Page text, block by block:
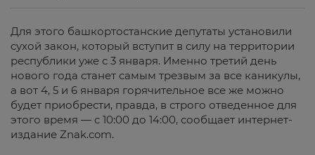
Для этого башкортостанские депутаты установили
сухой закон, который вступит в силу на территории
республики уже с 3 января. Именно третий день
нового года станет самым трезвым за все каникулы,
а вот 4, 5 и 6 января горячительное все же можно
будет приобрести, правда, в строго отведенное для
этого время — с 10:00 до 14:00, сообщает интернет-
издание Znak.com.